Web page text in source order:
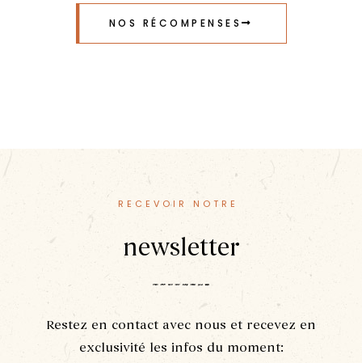
NOS RÉCOMPENSES
RECEVOIR NOTRE
newsletter
Restez en contact avec nous et recevez en
exclusivité les infos du moment: